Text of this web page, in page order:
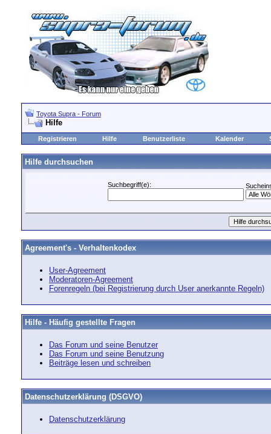
Toyota Supra - Forum
Hilfe
Registrieren Hilfe Benutzerliste Kalender
Hilfe durchsuchen
Suchbegriff(e):
Agreement's - Verhaltenkodex
User-Agreement
Moderatoren-Agreement
Forenregeln (bei Registrierung durch User anerkannte Regeln)
Hilfe - Häufig gestellte Fragen
Das Forum und seine Benutzer
Das Forum und seine Benutzung
Beiträge lesen und schreiben
Datenschutzerklärung (DSGVO)
Datenschutzerklärung